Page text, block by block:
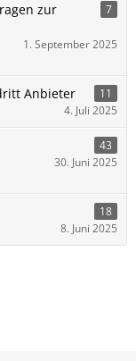
zur
7
1. September 2025
Anbieter
11
4. Juli 2025
43
30. Juni 2025
18
8. Juni 2025